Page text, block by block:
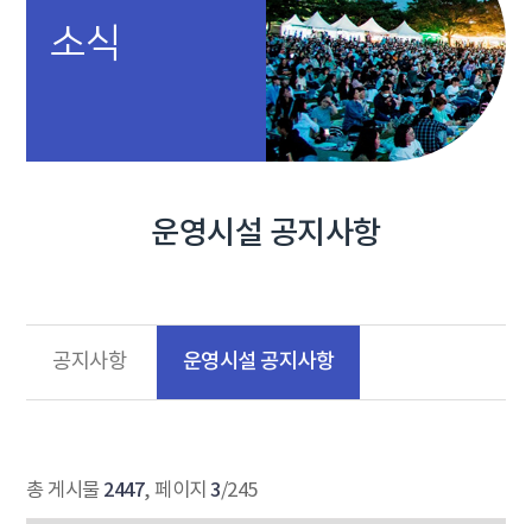
소식
운영시설 공지사항
공지사항 운영시설 공지사항
총 게시물 2447, 페이지 3/245